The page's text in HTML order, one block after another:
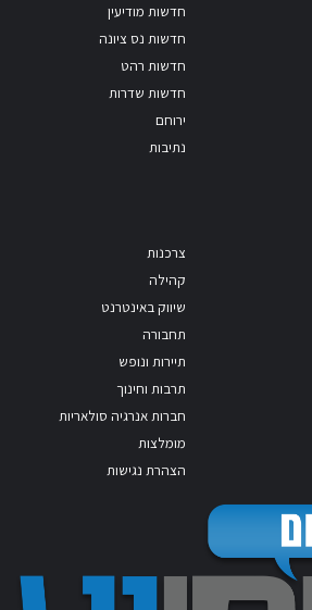
חדשות מודיעין
חדשות נס ציונה
חדשות רהט
חדשות שדרות
ירוחם
נתיבות
צרכנות
קהילה
שיווק באינטרנט
תחבורה
תיירות ונופש
תרבות וחינוך
חברות אנרגיה סולאריות
מומלצות
הצהרת נגישות